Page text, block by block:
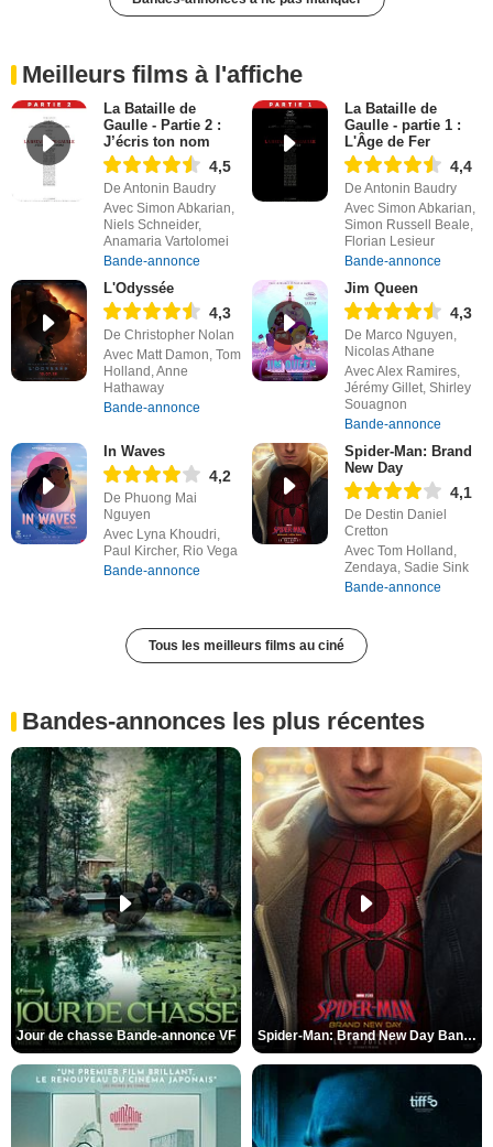
Meilleurs films à l'affiche
La Bataille de
Gaulle - Partie 2 :
J’écris ton nom
4,5
De Antonin Baudry
Avec Simon Abkarian,
Niels Schneider,
Anamaria Vartolomei
Bande-annonce
La Bataille de
Gaulle - partie 1 :
L'Âge de Fer
4,4
De Antonin Baudry
Avec Simon Abkarian,
Simon Russell Beale,
Florian Lesieur
Bande-annonce
L'Odyssée
4,3
De Christopher Nolan
Avec Matt Damon, Tom
Holland, Anne
Hathaway
Bande-annonce
Jim Queen
4,3
De Marco Nguyen,
Nicolas Athane
Avec Alex Ramires,
Jérémy Gillet, Shirley
Souagnon
Bande-annonce
In Waves
4,2
De Phuong Mai
Nguyen
Avec Lyna Khoudri,
Paul Kircher, Rio Vega
Bande-annonce
Spider-Man: Brand
New Day
4,1
De Destin Daniel
Cretton
Avec Tom Holland,
Zendaya, Sadie Sink
Bande-annonce
Tous les meilleurs films au ciné
Bandes-annonces les plus récentes
Jour de chasse Bande-annonce VF Spider-Man: Brand New Day Bande-annonce (3) VO STFR